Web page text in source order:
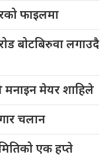
फाइलमा
बोटबिरुवा लगाउदै
मेयर शाहिले
चलान
एक हप्ते